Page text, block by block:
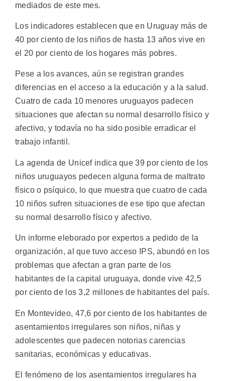
mediados de este mes.
Los indicadores establecen que en Uruguay más de
40 por ciento de los niños de hasta 13 años vive en
el 20 por ciento de los hogares más pobres.
Pese a los avances, aún se registran grandes
diferencias en el acceso a la educación y a la salud.
Cuatro de cada 10 menores uruguayos padecen
situaciones que afectan su normal desarrollo físico y
afectivo, y todavía no ha sido posible erradicar el
trabajo infantil.
La agenda de Unicef indica que 39 por ciento de los
niños uruguayos pedecen alguna forma de maltrato
físico o psíquico, lo que muestra que cuatro de cada
10 niños sufren situaciones de ese tipo que afectan
su normal desarrollo físico y afectivo.
Un informe eleborado por expertos a pedido de la
organización, al que tuvo acceso IPS, abundó en los
problemas que afectan a gran parte de los
habitantes de la capital uruguaya, donde vive 42,5
por ciento de los 3,2 millones de habitantes del país.
En Montevideo, 47,6 por ciento de los habitantes de
asentamientos irregulares son niños, niñas y
adolescentes que padecen notorias carencias
sanitarias, económicas y educativas.
El fenómeno de los asentamientos irregulares ha